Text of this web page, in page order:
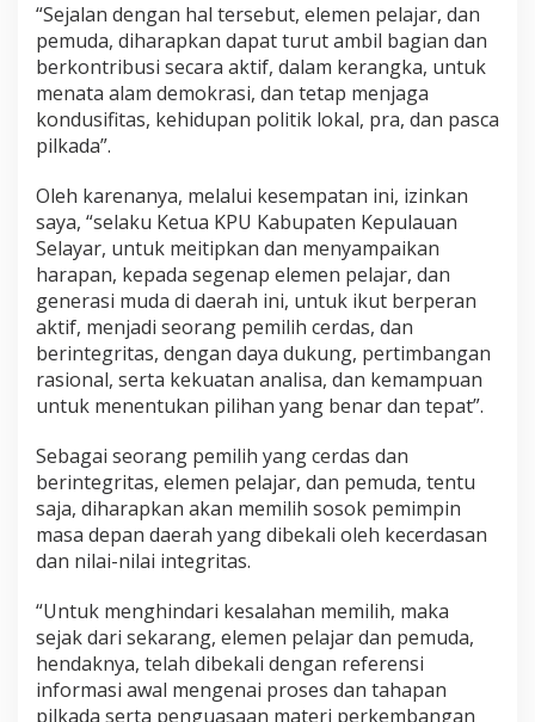
“Sejalan dengan hal tersebut, elemen pelajar, dan
pemuda, diharapkan dapat turut ambil bagian dan
berkontribusi secara aktif, dalam kerangka, untuk
menata alam demokrasi, dan tetap menjaga
kondusifitas, kehidupan politik lokal, pra, dan pasca
pilkada”.
Oleh karenanya, melalui kesempatan ini, izinkan
saya, “selaku Ketua KPU Kabupaten Kepulauan
Selayar, untuk meitipkan dan menyampaikan
harapan, kepada segenap elemen pelajar, dan
generasi muda di daerah ini, untuk ikut berperan
aktif, menjadi seorang pemilih cerdas, dan
berintegritas, dengan daya dukung, pertimbangan
rasional, serta kekuatan analisa, dan kemampuan
untuk menentukan pilihan yang benar dan tepat”.
Sebagai seorang pemilih yang cerdas dan
berintegritas, elemen pelajar, dan pemuda, tentu
saja, diharapkan akan memilih sosok pemimpin
masa depan daerah yang dibekali oleh kecerdasan
dan nilai-nilai integritas.
“Untuk menghindari kesalahan memilih, maka
sejak dari sekarang, elemen pelajar dan pemuda,
hendaknya, telah dibekali dengan referensi
informasi awal mengenai proses dan tahapan
pilkada serta penguasaan materi perkembangan